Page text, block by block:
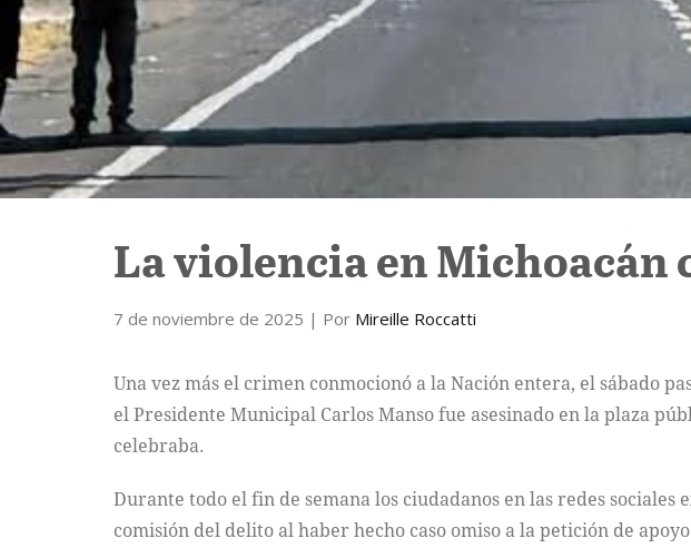
La violencia en Michoacán
7 de noviembre de 2025 | Por Mireille Roccatti
Una vez más el crimen conmocionó a la Nación entera, el sábado
el Presidente Municipal Carlos Manso fue asesinado en la plaza
celebraba.
Durante todo el fin de semana los ciudadanos en las redes
comisión del delito al haber hecho caso omiso a la petición de